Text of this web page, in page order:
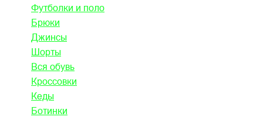
Футболки и поло
Брюки
Джинсы
Шорты
Вся обувь
Кроссовки
Кеды
Ботинки